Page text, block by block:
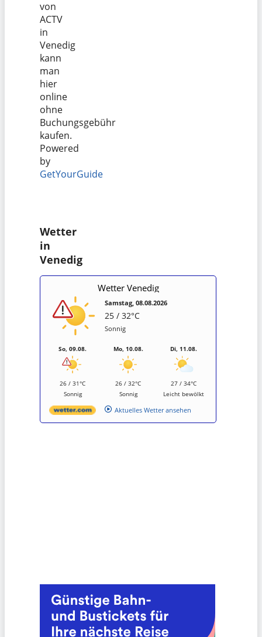
von
ACTV
in
Venedig
kann
man
hier
online
ohne
Buchungsgebühr
kaufen.
Powered
by
GetYourGuide
Wetter
in
Venedig
Wetter Venedig
Samstag, 08.08.2026
25 / 32°C
Sonnig
So, 09.08.
26 / 31°C
Sonnig
Mo, 10.08.
26 / 32°C
Sonnig
Di, 11.08.
27 / 34°C
Leicht bewölkt
Aktuelles Wetter ansehen